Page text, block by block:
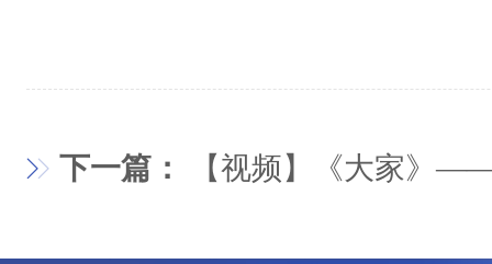
下一篇： 【视频】《大家》